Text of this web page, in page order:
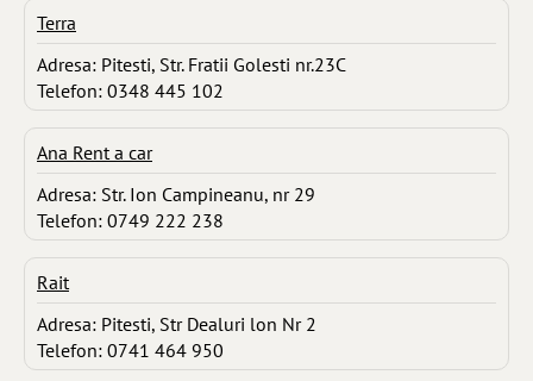
Terra
Adresa: Pitesti, Str. Fratii Golesti nr.23C
Telefon: 0348 445 102
Ana Rent a car
Adresa: Str. Ion Campineanu, nr 29
Telefon: 0749 222 238
Rait
Adresa: Pitesti, Str Dealuri lon Nr 2
Telefon: 0741 464 950